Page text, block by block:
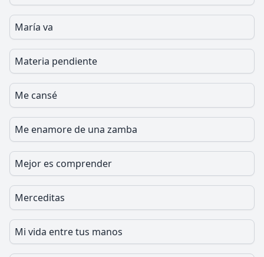
María va
Materia pendiente
Me cansé
Me enamore de una zamba
Mejor es comprender
Merceditas
Mi vida entre tus manos